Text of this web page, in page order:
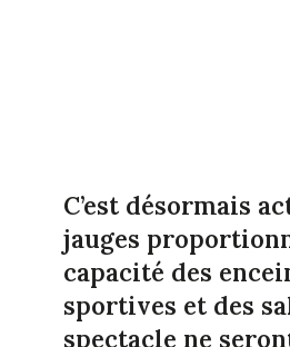
C’est désormais
jauges
capacité des
sportives et des
spectacle ne